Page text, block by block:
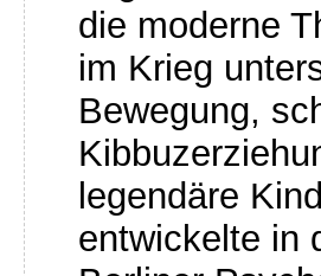
die moderne
im Krieg
Bewegung,
legendäre
entwickelte in